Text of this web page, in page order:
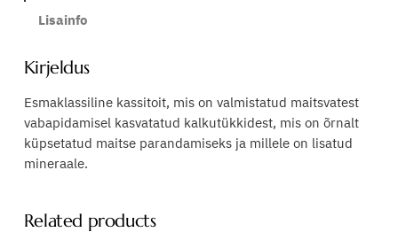
Lisainfo
Kirjeldus
Esmaklassiline kassitoit, mis on valmistatud maitsvatest
vabapidamisel kasvatatud kalkutükkidest, mis on õrnalt
küpsetatud maitse parandamiseks ja millele on lisatud
mineraale.
Related products